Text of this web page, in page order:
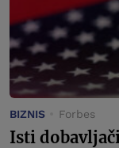
BIZNIS Forbes
Isti